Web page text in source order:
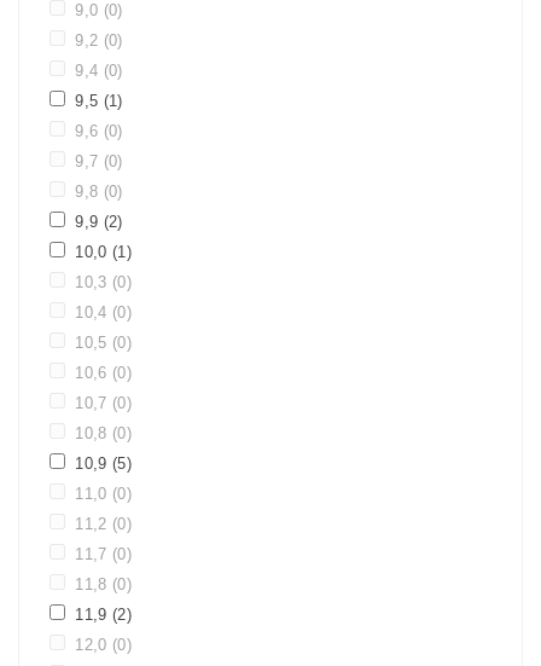
9,0 (0)
9,2 (0)
9,4 (0)
9,5 (1)
9,6 (0)
9,7 (0)
9,8 (0)
9,9 (2)
10,0 (1)
10,3 (0)
10,4 (0)
10,5 (0)
10,6 (0)
10,7 (0)
10,8 (0)
10,9 (5)
11,0 (0)
11,2 (0)
11,7 (0)
11,8 (0)
11,9 (2)
12,0 (0)